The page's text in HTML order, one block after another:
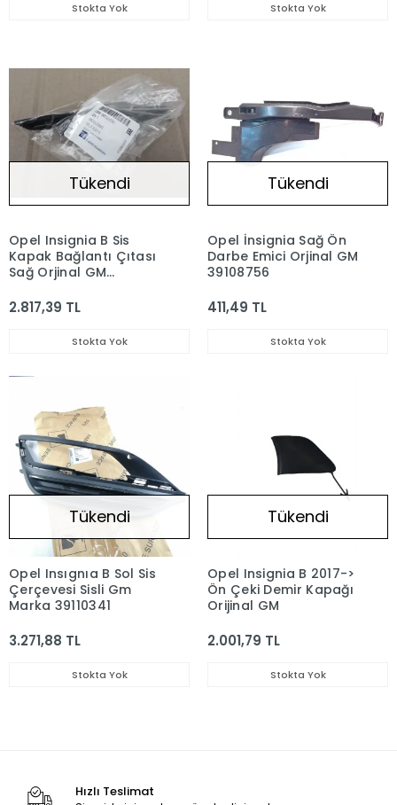
Stokta Yok Stokta Yok
Tükendi
Opel Insignia B Sis
Kapak Bağlantı Çıtası
Sağ Orjinal GM
2.817,39 TL
Stokta Yok
Tükendi
Opel İnsignia Sağ Ön
Darbe Emici Orjinal GM
39108756
411,49 TL
Stokta Yok
Tükendi
Opel Insıgnıa B Sol Sis
Çerçevesi Sisli Gm
Marka 39110341
3.271,88 TL
Stokta Yok
Tükendi
Opel Insignia B 2017->
Ön Çeki Demir Kapağı
Orijinal GM
2.001,79 TL
Stokta Yok
Hızlı Teslimat